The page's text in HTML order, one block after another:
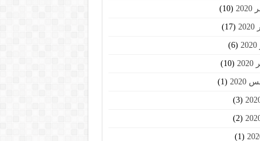
(10)
(17)
(6)
(10)
(1)
(3)
(2)
(1)